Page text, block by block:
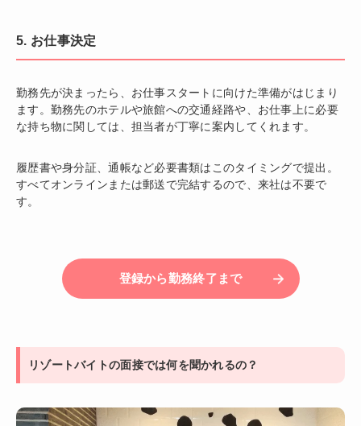
5. お仕事決定
勤務先が決まったら、お仕事スタートに向けた準備がはじまり
ます。勤務先のホテルや旅館への交通経路や、お仕事上に必要
な持ち物に関しては、担当者が丁寧に案内してくれます。
履歴書や身分証、通帳など必要書類はこのタイミングで提出。
すべてオンラインまたは郵送で完結するので、来社は不要で
す。
登録から勤務終了まで
リゾートバイトの面接では何を聞かれるの？